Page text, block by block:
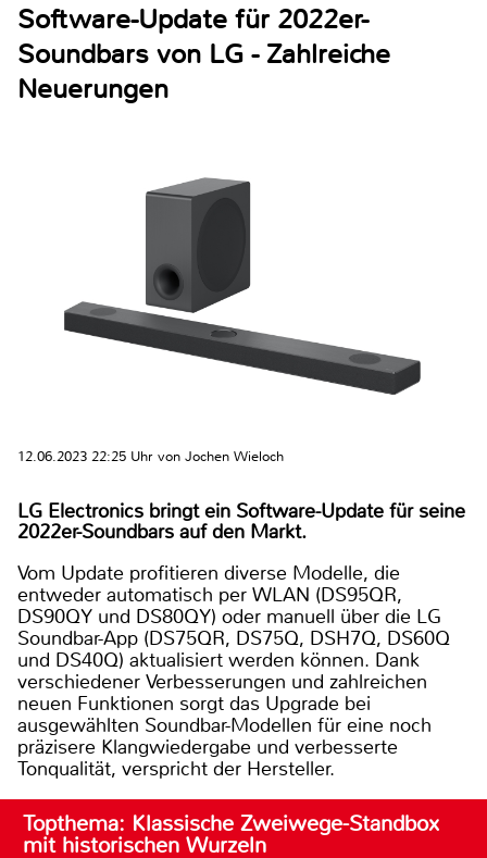
Software-Update für 2022er-
Soundbars von LG - Zahlreiche
Neuerungen
12.06.2023 22:25 Uhr von Jochen Wieloch
LG Electronics bringt ein Software-Update für seine
2022er-Soundbars auf den Markt.
Vom Update profitieren diverse Modelle, die
entweder automatisch per WLAN (DS95QR,
DS90QY und DS80QY) oder manuell über die LG
Soundbar-App (DS75QR, DS75Q, DSH7Q, DS60Q
und DS40Q) aktualisiert werden können. Dank
verschiedener Verbesserungen und zahlreichen
neuen Funktionen sorgt das Upgrade bei
ausgewählten Soundbar-Modellen für eine noch
präzisere Klangwiedergabe und verbesserte
Tonqualität, verspricht der Hersteller.
Topthema: Klassische Zweiwege-Standbox
mit historischen Wurzeln